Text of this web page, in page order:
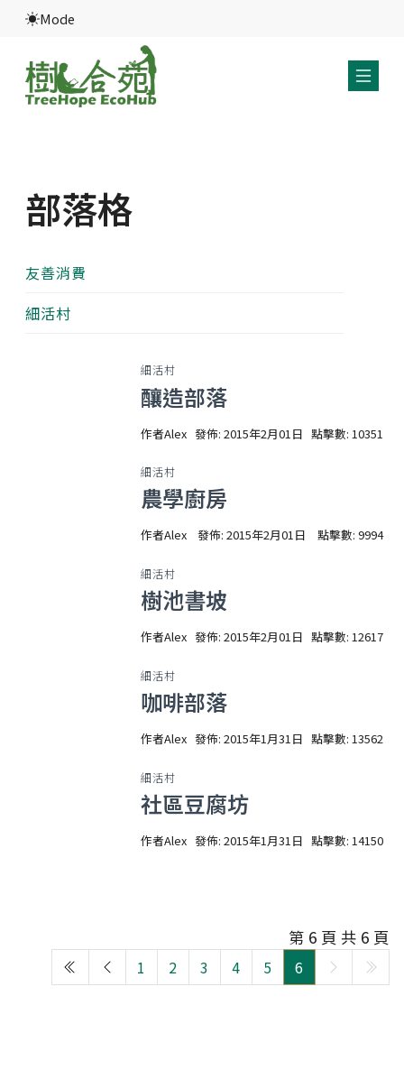
Mode
部落格
友善消費
細活村
細活村
釀造部落
作者Alex 發佈: 2015年2月01日 點擊數: 10351
細活村
農學廚房
作者Alex 發佈: 2015年2月01日 點擊數: 9994
細活村
樹池書坡
作者Alex 發佈: 2015年2月01日 點擊數: 12617
細活村
咖啡部落
作者Alex 發佈: 2015年1月31日 點擊數: 13562
細活村
社區豆腐坊
作者Alex 發佈: 2015年1月31日 點擊數: 14150
第 6 頁 共 6 頁
1 2 3 4 5 6